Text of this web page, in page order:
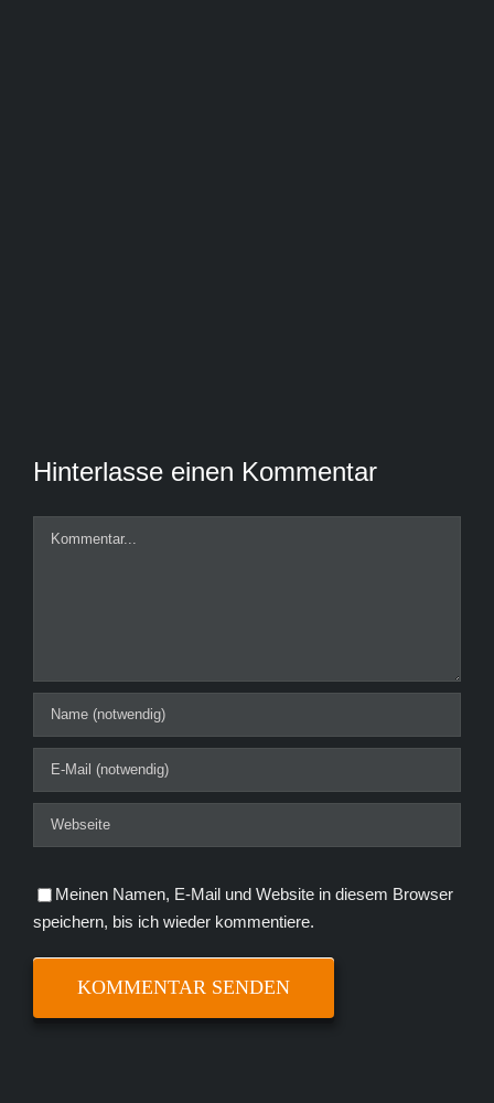
Hinterlasse einen Kommentar
Kommentar
Meinen Namen, E-Mail und Website in diesem Browser
speichern, bis ich wieder kommentiere.